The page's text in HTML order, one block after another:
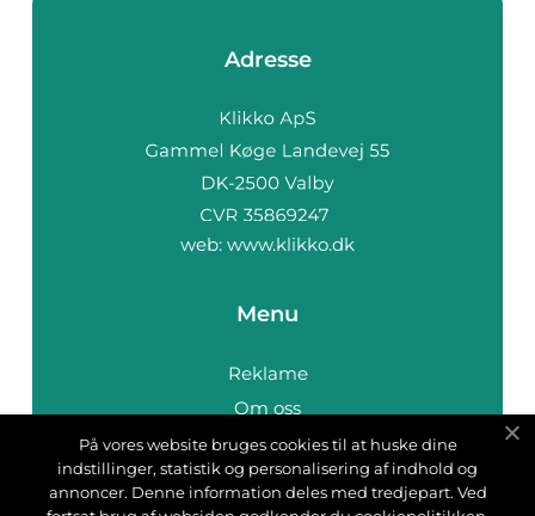
Adresse
web: www.klikko.dk
Menu
Reklame
Om oss
Cookies
Kontakt Oss
Sitemap
På vores website bruges cookies til at huske dine
indstillinger, statistik og personalisering af indhold og
annoncer. Denne information deles med tredjepart. Ved